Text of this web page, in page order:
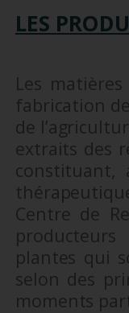
LES
Les
fabrication
de
extraits des
constituant,
Centre de
plantes qui
selon des
moments